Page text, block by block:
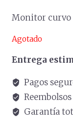
Monitor curvo
Agotado
Entrega
Pagos
Garantía